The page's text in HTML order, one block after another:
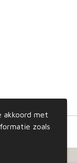
akkoord met
zoals